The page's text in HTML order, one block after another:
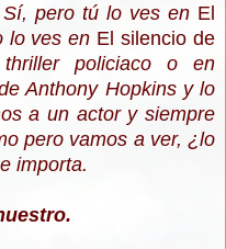
pero tú lo ves en El
lo ves en El silencio de
policiaco o en
Anthony Hopkins y lo
a un actor y siempre
pero vamos a ver, ¿lo
importa.